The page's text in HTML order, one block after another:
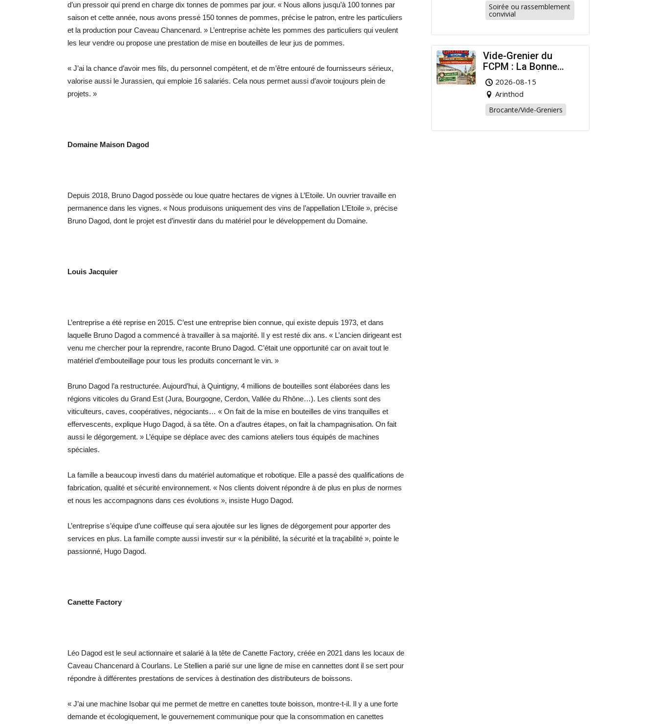
d’un pressoir qui prend en charge dix tonnes de pommes par jour. « Nous allons jusqu’à 100 tonnes par
saison et cette année, nous avons pressé 150 tonnes de pommes, précise le patron, entre les particuliers
et la production pour Caveau Chancenard. » L’entreprise achète les pommes des particuliers qui veulent
les leur vendre ou propose une prestation de mise en bouteilles de leur jus de pommes.
« J’ai la chance d’avoir mes fils, du personnel compétent, et de m’être entouré de fournisseurs sérieux,
valorise aussi le Jurassien, qui emploie 16 salariés. Cela nous permet aussi d’avoir toujours plein de
projets. »
Domaine Maison Dagod
Depuis 2018, Bruno Dagod possède ou loue quatre hectares de vignes à L’Etoile. Un ouvrier travaille en
permanence dans les vignes. « Nous produisons uniquement des vins de l’appellation L’Etoile », précise
Bruno Dagod, dont le projet est d’investir dans du matériel pour le développement du Domaine.
Louis Jacquier
L’entreprise a été reprise en 2015. C’est une entreprise bien connue, qui existe depuis 1973, et dans
laquelle Bruno Dagod a commencé à travailler à sa majorité. Il y est resté dix ans. « L’ancien dirigeant est
venu me chercher pour la reprendre, raconte Bruno Dagod. C’était une opportunité car on avait tout le
matériel d’embouteillage pour tous les produits concernant le vin. »
Bruno Dagod l’a restructurée. Aujourd’hui, à Quintigny, 4 millions de bouteilles sont élaborées dans les
régions viticoles du Grand Est (Jura, Bourgogne, Cerdon, Vallée du Rhône…). Les clients sont des
viticulteurs, caves, coopératives, négociants… « On fait de la mise en bouteilles de vins tranquilles et
effervescents, explique Hugo Dagod, à sa tête. On a d’autres étapes, on fait la champagnisation. On fait
aussi le dégorgement. » L’équipe se déplace avec des camions ateliers tous équipés de machines
spéciales.
La famille a beaucoup investi dans du matériel automatique et robotique. Elle a passé des qualifications de
fabrication, qualité et sécurité environnement. « Nos clients doivent répondre à de plus en plus de normes
et nous les accompagnons dans ces évolutions », insiste Hugo Dagod.
L’entreprise s’équipe d’une coiffeuse qui sera ajoutée sur les lignes de dégorgement pour apporter des
services en plus. La famille compte aussi investir sur « la pénibilité, la sécurité et la traçabilité », pointe le
passionné, Hugo Dagod.
Canette Factory
Léo Dagod est le seul actionnaire et salarié à la tête de Canette Factory, créée en 2021 dans les locaux de
Caveau Chancenard à Courlans. Le Stellien a parié sur une ligne de mise en cannettes dont il se sert pour
répondre à différentes prestations de services à destination des distributeurs de boissons.
« J’ai une machine Isobar qui me permet de mettre en canettes toute boisson, montre-t-il. Il y a une forte
demande et écologiquement, le gouvernement communique pour que la consommation en canettes
Soirée ou rassemblement
convivial
Vide-Grenier du
FCPM : La Bonne
Affaire de l’Été à
Arinthod !
2026-08-15
Arinthod
Brocante/Vide-Greniers